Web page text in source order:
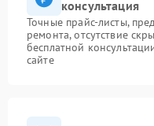
консультация
Точные прайс-листы,
ремонта, отсутствие
бесплатной
сайте